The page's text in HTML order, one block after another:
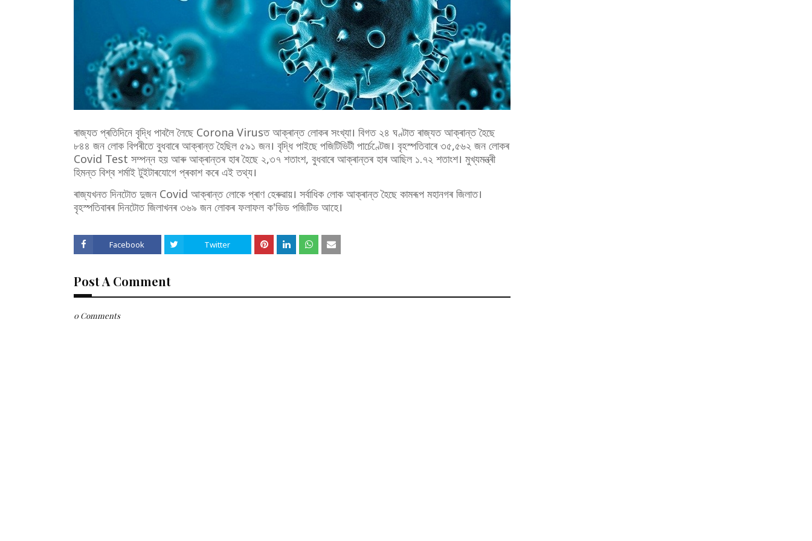
ৰাজ্যত প্ৰতিদিনে বৃদ্ধি পাবলৈ লৈছে Corona Virusত আক্ৰান্ত লোকৰ সংখ্যা। বিগত ২৪ ঘণ্টাত ৰাজ্যত আক্ৰান্ত হৈছে
৮৪৪ জন লোক বিপৰীতে বুধবাৰে আক্ৰান্ত হৈছিল ৫৯১ জন। বৃদ্ধি পাইছে পজিটিভিটী পাৰ্চেণ্টেজ। বৃহস্পতিবাৰে ৩৫,৫৬২ জন লোকৰ
Covid Test সম্পন্ন হয় আৰু আক্ৰান্তৰ হাৰ হৈছে ২,৩৭ শতাংশ, বুধবাৰে আক্ৰান্তৰ হাৰ আছিল ১.৭২ শতাংশ। মুখ্যমন্ত্ৰী
হিমন্ত বিশ্ব শৰ্মাই টুইটাৰযোগে প্ৰকাশ কৰে এই তথ্য।
ৰাজ্যখনত দিনটোত দুজন Covid আক্ৰান্ত লোকে প্ৰাণ হেৰুৱায়। সৰ্বাধিক লোক আক্ৰান্ত হৈছে কামৰূপ মহানগৰ জিলাত।
বৃহস্পতিবাৰৰ দিনটোত জিলাখনৰ ৩৬৯ জন লোকৰ ফলাফল ক'ভিড পজিটিভ আহে।
Facebook Twitter
Post A Comment
0 Comments